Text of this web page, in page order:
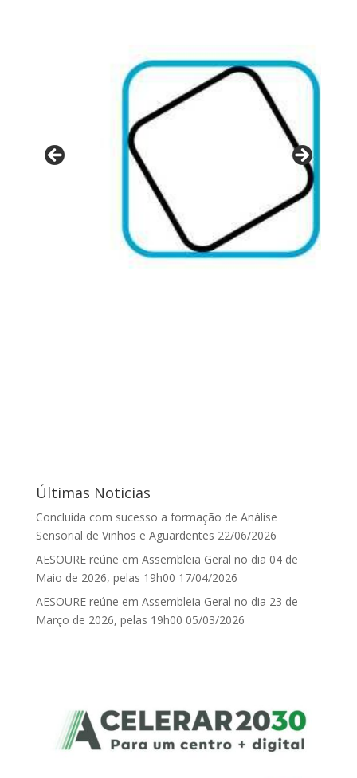
Últimas Noticias
Concluída com sucesso a formação de Análise
Sensorial de Vinhos e Aguardentes 22/06/2026
AESOURE reúne em Assembleia Geral no dia 04 de
Maio de 2026, pelas 19h00 17/04/2026
AESOURE reúne em Assembleia Geral no dia 23 de
Março de 2026, pelas 19h00 05/03/2026